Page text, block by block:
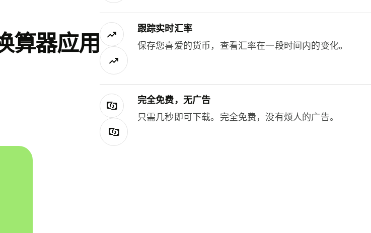
算器应用
跟踪实时汇率
保存您喜爱的货币，查看汇率在一段时间内的变化。
完全免费，无广告
只需几秒即可下载。完全免费，没有烦人的广告。